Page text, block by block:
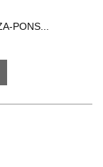
PONS...